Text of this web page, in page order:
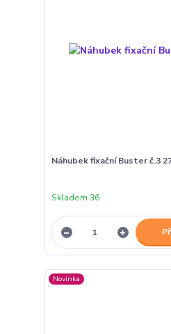
Náhubek fixační Buster č.3
Skladem 36
Novinka